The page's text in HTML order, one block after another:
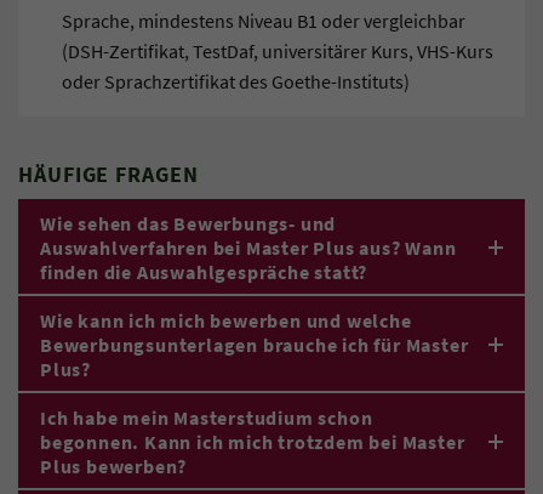
Sprache, mindestens Niveau B1 oder vergleichbar
(DSH-Zertifikat, TestDaf, universitärer Kurs, VHS-Kurs
oder Sprachzertifikat des Goethe-Instituts)
HÄUFIGE FRAGEN
Wie sehen das Bewerbungs- und
Auswahlverfahren bei Master Plus aus? Wann
finden die Auswahlgespräche statt?
Wie kann ich mich bewerben und welche
Bewerbungsunterlagen brauche ich für Master
Plus?
Ich habe mein Masterstudium schon
begonnen. Kann ich mich trotzdem bei Master
Plus bewerben?